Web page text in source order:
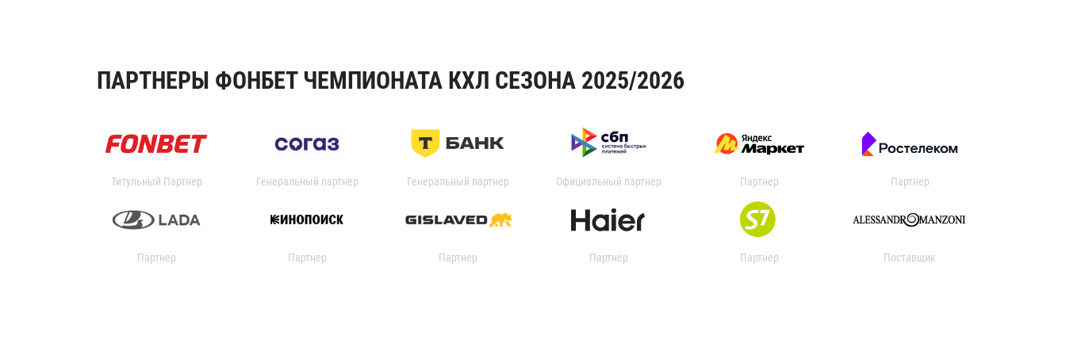
ПАРТНЕРЫ ФОНБЕТ ЧЕМПИОНАТА КХЛ СЕЗОНА 2025/2026
Титульный Партнер Генеральный партнер Генеральный партнер Официальный партнер Партнер Партнер
Партнер Партнер Партнер Партнер Партнер Поставщик